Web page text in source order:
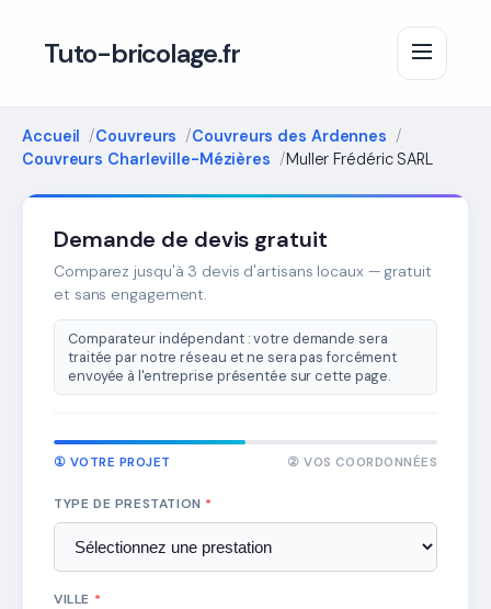
Tuto-bricolage.fr
Accueil Couvreurs
Couvreurs des Ardennes
Couvreurs Charleville-Mézières
Muller Frédéric SARL
Demande de devis gratuit
Comparez jusqu'à 3 devis d'artisans locaux — gratuit
et sans engagement.
Comparateur indépendant : votre demande sera
traitée par notre réseau et ne sera pas forcément
envoyée à l'entreprise présentée sur cette page.
① VOTRE PROJET ② VOS COORDONNÉES
TYPE DE PRESTATION *
VILLE *